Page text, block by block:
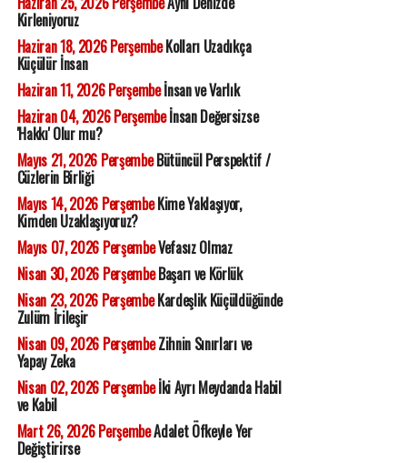
Kirleniyoruz
Haziran 18, 2026 PerşembeKolları Uzadıkça
Küçülür İnsan
Haziran 11, 2026 Perşembeİnsan ve Varlık
Haziran 04, 2026 Perşembeİnsan Değersizse
'Hakkı' Olur mu?
Mayıs 21, 2026 PerşembeBütüncül Perspektif /
Cüzlerin Birliği
Mayıs 14, 2026 PerşembeKime Yaklaşıyor,
Kimden Uzaklaşıyoruz?
Mayıs 07, 2026 PerşembeVefasız Olmaz
Nisan 30, 2026 PerşembeBaşarı ve Körlük
Nisan 23, 2026 PerşembeKardeşlik Küçüldüğünde
Zulüm İrileşir
Nisan 09, 2026 PerşembeZihnin Sınırları ve
Yapay Zeka
Nisan 02, 2026 Perşembeİki Ayrı Meydanda Habil
ve Kabil
Mart 26, 2026 PerşembeAdalet Öfkeyle Yer
Değiştirirse